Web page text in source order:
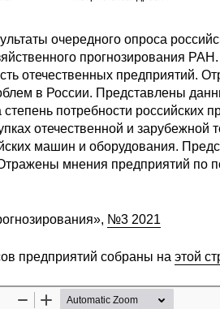
очередного опроса
прогнозирования
отечественных предприятий.
в России. Представлены
потребности российских
отечественной и зарубежной
машин и оборудования.
мнения предприятий по
№3 2021
предприятий собраны на этой